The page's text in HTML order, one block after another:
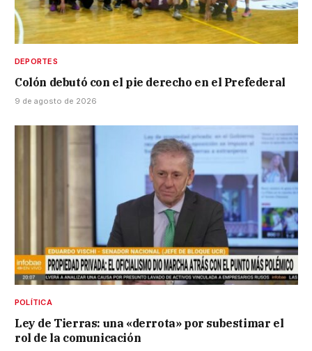
DEPORTES
Colón debutó con el pie derecho en el Prefederal
9 de agosto de 2026
POLÍTICA
Ley de Tierras: una «derrota» por subestimar el
rol de la comunicación